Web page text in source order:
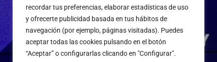
recordar tus preferencias, elaborar estadísticas de uso
y ofrecerte publicidad basada en tus hábitos de
navegación (por ejemplo, páginas visitadas). Puedes
aceptar todas las cookies pulsando en el botón
“Aceptar” o configurarlas clicando en "Configurar".